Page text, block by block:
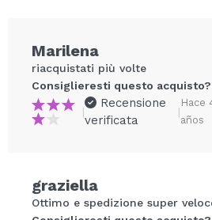
Condividi un video o
Il tuo video potrebbe essere il
Marilena
riacquistati più volte
Consiglieresti questo acquisto?
|
Recensione
verificata
|
Hace
años
graziella
Ottimo e spedizione super